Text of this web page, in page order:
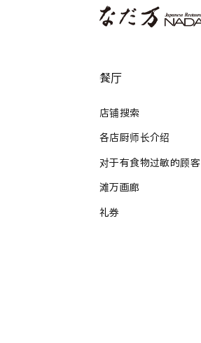
餐厅
店铺搜索
各店厨师长介绍
对于有食物过敏的顾客
滩万画廊
礼券